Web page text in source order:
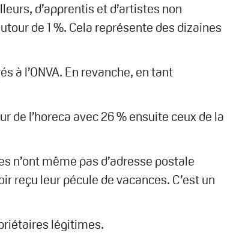
d’apprentis et d’artistes non
de 1 %. Cela représente des dizaines
à l’ONVA. En revanche, en tant
l’horeca avec 26 % ensuite ceux de la
n’ont même pas d’adresse postale
reçu leur pécule de vacances. C’est un
légitimes.